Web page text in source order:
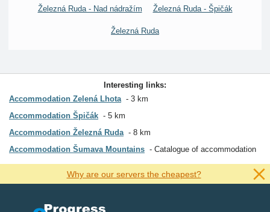
Železná Ruda - Nad nádražím Železná Ruda - Špičák
Železná Ruda
Interesting links:
Accommodation Zelená Lhota
3 km
Accommodation Špičák
5 km
Accommodation Železná Ruda
8 km
Accommodation Šumava Mountains
Catalogue of accommodation
Why are our servers the cheapest?